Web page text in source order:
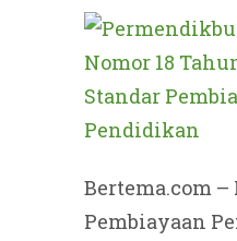
Bertema.com
Pembiayaan